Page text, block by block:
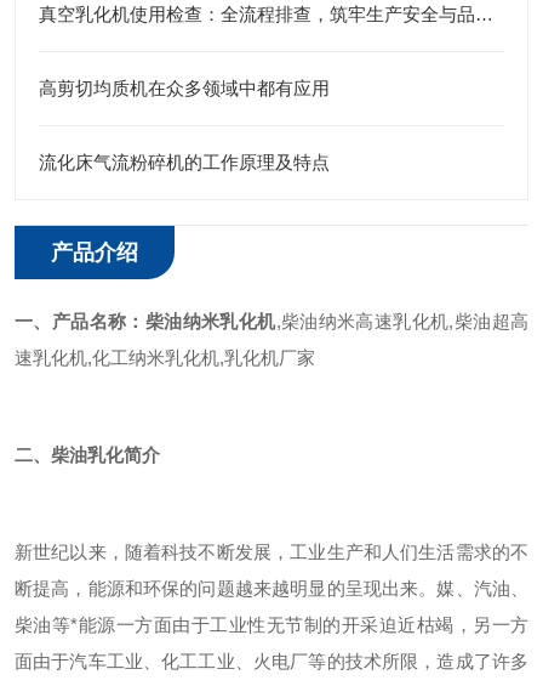
真空乳化机使用检查：全流程排查，筑牢生产安全与品质防线
高剪切均质机在众多领域中都有应用
流化床气流粉碎机的工作原理及特点
产品介绍
一、产品名称： 柴油纳米乳化机,柴油纳米高速乳化机,柴油超高
速乳化机,化工纳米乳化机,乳化机厂家
二、柴油乳化简介
新世纪以来，随着科技不断发展，工业生产和人们生活需求的不
断提高，能源和环保的问题越来越明显的呈现出来。媒、汽油、
柴油等*能源一方面由于工业性无节制的开采迫近枯竭，另一方
面由于汽车工业、化工工业、火电厂等的技术所限，造成了许多